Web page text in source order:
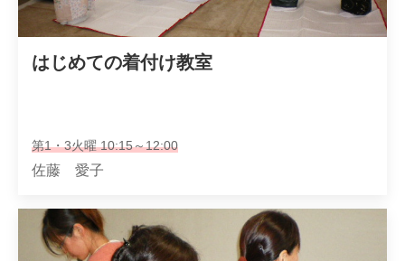
はじめての着付け教室
第1・3火曜 10:15～12:00
佐藤 愛子